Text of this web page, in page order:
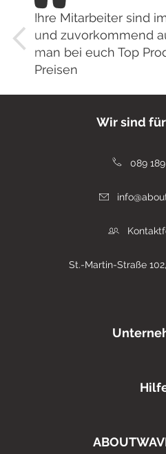
Ihre Mitarbeiter sind
und zuvorkommend
man bei euch Top
Preisen
Wir sind
089
St.-Martin-Straße